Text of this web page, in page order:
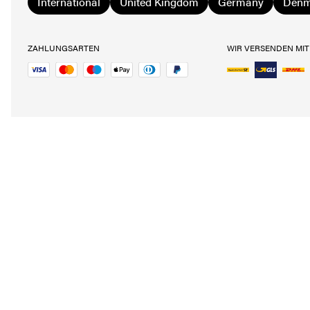
ZAHLUNGSARTEN WIR VERSENDEN MIT